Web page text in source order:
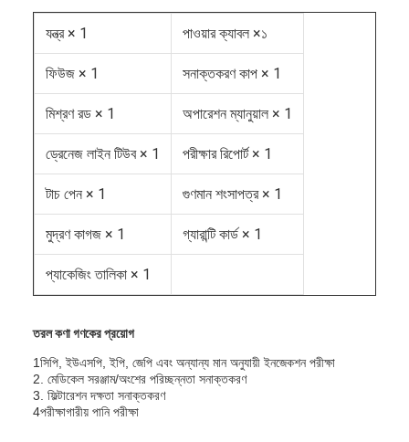
যন্ত্র × 1 পাওয়ার ক্যাবল ×১
ফিউজ × 1 সনাক্তকরণ কাপ × 1
মিশ্রণ রড × 1 অপারেশন ম্যানুয়াল × 1
ড্রেনেজ লাইন টিউব × 1 পরীক্ষার রিপোর্ট × 1
টাচ পেন × 1 গুণমান শংসাপত্র × 1
মুদ্রণ কাগজ × 1 গ্যারান্টি কার্ড × 1
প্যাকেজিং তালিকা × 1
তরল কণা গণকের প্রয়োগ
1সিপি, ইউএসপি, ইপি, জেপি এবং অন্যান্য মান অনুযায়ী ইনজেকশন পরীক্ষা
2. মেডিকেল সরঞ্জাম/অংশের পরিচ্ছন্নতা সনাক্তকরণ
3. ফিল্টারেশন দক্ষতা সনাক্তকরণ
4পরীক্ষাগারীয় পানি পরীক্ষা